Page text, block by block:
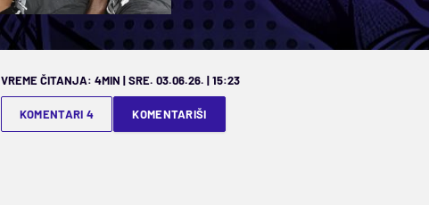
VREME ČITANJA: 4MIN | SRE. 03.06.26. | 15:23
KOMENTARI 4 KOMENTARIŠI